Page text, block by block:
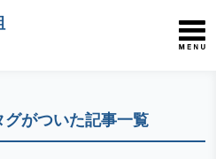
グがついた記事一覧